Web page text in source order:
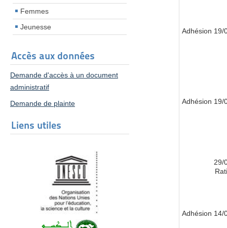
Femmes
Jeunesse
Accès aux données
Demande d'accès à un document
administratif
Demande de plainte
Liens utiles
19/03/
19/03/
29/
14/05/